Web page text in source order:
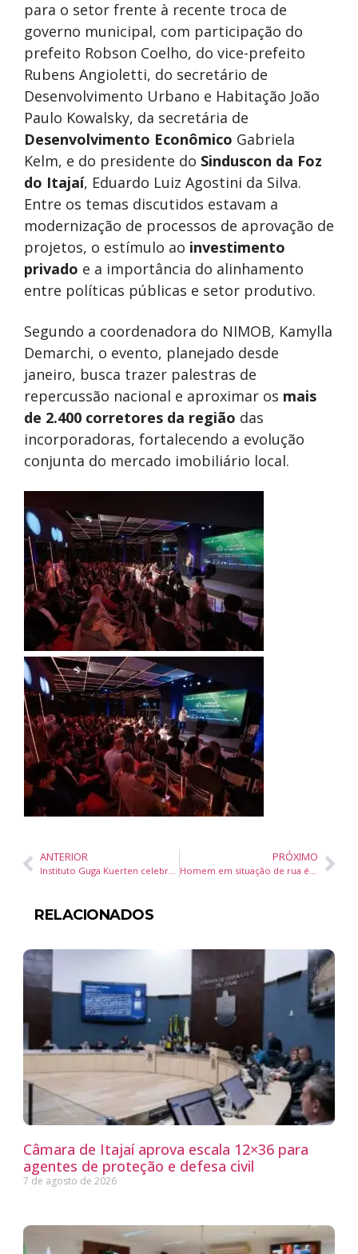
para o setor frente à recente troca de
governo municipal, com participação do
prefeito Robson Coelho, do vice-prefeito
Rubens Angioletti, do secretário de
Desenvolvimento Urbano e Habitação João
Paulo Kowalsky, da secretária de
Desenvolvimento Econômico Gabriela
Kelm, e do presidente do Sinduscon da Foz
do Itajaí, Eduardo Luiz Agostini da Silva.
Entre os temas discutidos estavam a
modernização de processos de aprovação de
projetos, o estímulo ao investimento
privado e a importância do alinhamento
entre políticas públicas e setor produtivo.
Segundo a coordenadora do NIMOB, Kamylla
Demarchi, o evento, planejado desde
janeiro, busca trazer palestras de
repercussão nacional e aproximar os mais
de 2.400 corretores da região das
incorporadoras, fortalecendo a evolução
conjunta do mercado imobiliário local.
ANTERIOR
Instituto Guga Kuerten celebra 25 anos transformando vidas em Santa Catarina
PRÓXIMO
Homem em situação de rua é agredido em Balneário Camboriú por suspeita de receptação de bicicleta furtada
RELACIONADOS
Câmara de Itajaí aprova escala 12×36 para
agentes de proteção e defesa civil
7 de agosto de 2026